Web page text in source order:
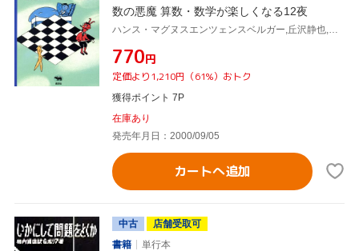
数の悪魔 算数・数学が楽しくなる12夜
¥770円
定価より1,210円（61%）おトク
獲得ポイント 7P
在庫あり
発売年月日：2000/09/05
カートへ追加
中古
店舗受取可
書籍
単行本